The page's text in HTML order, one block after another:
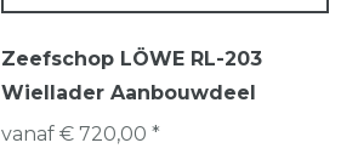
Zeefschop LÖWE RL-203
Wiellader Aanbouwdeel
vanaf € 720,00 *